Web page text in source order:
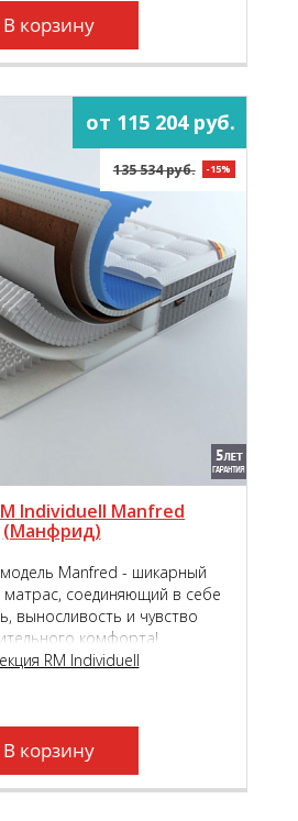
В корзину
от 115 204 руб.
135 534 руб. -15%
Individuell Manfred
(Манфрид)
Manfred - шикарный
соединяющий в себе
выносливость и чувство
комфорта!
RM Individuell
В корзину